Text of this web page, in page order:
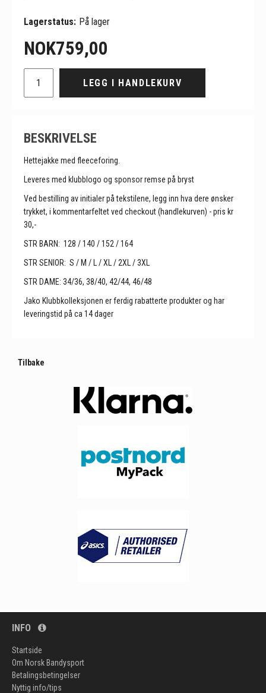
Lagerstatus: På lager
NOK759,00
LEGG I HANDLEKURV
BESKRIVELSE
Hettejakke med fleeceforing.
Leveres med klubblogo og sponsor remse på bryst
Ved bestilling av initialer på tekstilene, legg inn hva dere ønsker
trykket, i kommentarfeltet ved checkout (handlekurven) - pris kr
30,-
STR BARN: 128 / 140 / 152 / 164
STR SENIOR: S / M / L / XL / 2XL / 3XL
STR DAME: 34/36, 38/40, 42/44, 46/48
Jako Klubbkolleksjonen er ferdig rabatterte produkter og har
leveringstid på ca 14 dager
Tilbake
INFO
Startside
Om Norsk Bandysport
Betalingsbetingelser
Nyttig info/tips